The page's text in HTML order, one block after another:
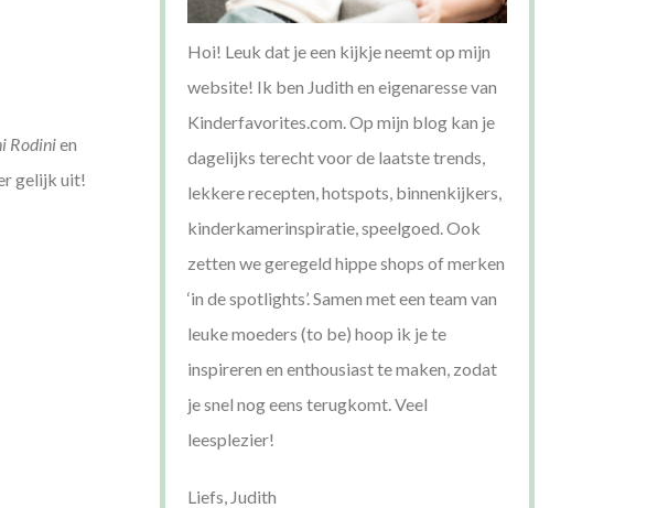
Rodinien
gelijk uit!
Hoi! Leuk dat je een kijkje neemt op mijn
website! Ik ben Judith en eigenaresse van
Kinderfavorites.com. Op mijn blog kan je
dagelijks terecht voor de laatste trends,
lekkere recepten, hotspots, binnenkijkers,
kinderkamerinspiratie, speelgoed. Ook
zetten we geregeld hippe shops of merken
‘in de spotlights’. Samen met een team van
leuke moeders (to be) hoop ik je te
inspireren en enthousiast te maken, zodat
je snel nog eens terugkomt. Veel
leesplezier!
Liefs, Judith